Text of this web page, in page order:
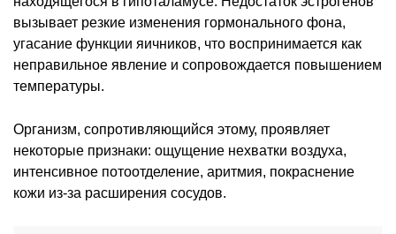
вызывает резкие изменения гормонального фона,
угасание функции яичников, что воспринимается как
неправильное явление и сопровождается повышением
температуры.
Организм, сопротивляющийся этому, проявляет
некоторые признаки: ощущение нехватки воздуха,
интенсивное потоотделение, аритмия, покраснение
кожи из-за расширения сосудов.